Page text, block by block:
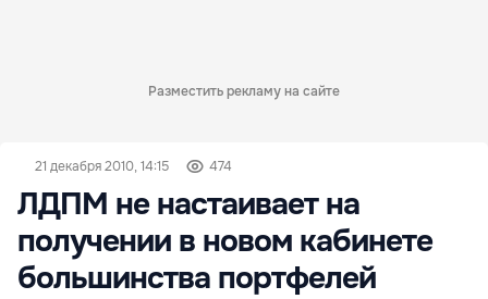
Разместить рекламу на сайте
21 декабря 2010, 14:15 474
ЛДПМ не настаивает на
получении в новом кабинете
большинства портфелей